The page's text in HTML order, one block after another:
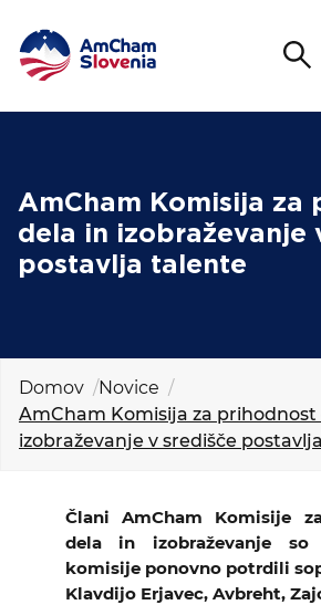
Išči
ZAGOVORNIŠTVO
AmChamYOUNG
ČLANSTVO
O NAS
KOLEDAR DOGODKOV
NOVICE
AmCham Komisija za
dela in izobraževanje
postavlja talente
Domov
Novice
AmCham Komisija za prihodnost
izobraževanje v središče
Člani AmCham Komisije
dela in izobraževanje so
komisije ponovno potrdili
Klavdijo Erjavec, Avbreht,